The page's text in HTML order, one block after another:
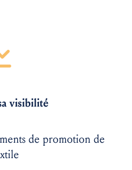
visibilité
de promotion de